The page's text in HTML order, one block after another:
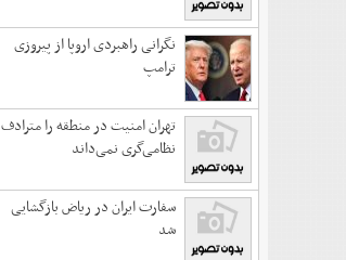
نگرانی راهبردی اروپا از پیروزی
ترامپ
تهران امنیت در منطقه را مترادف
نظامی‌گری نمی‌داند
سفارت ایران در ریاض بازگشایی
شد